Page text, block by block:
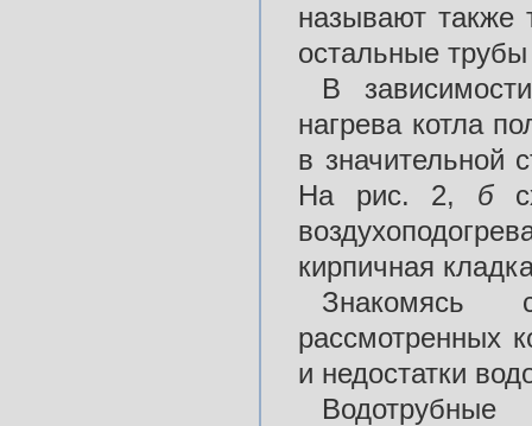
называют
остальные
В
нагрева котла
в значительной
На рис. 2, б
кирпичная
Знакомясь
рассмотренных
и недостатки